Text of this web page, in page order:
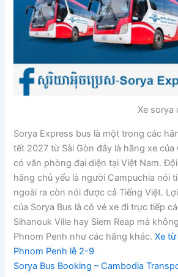
Xe sorya
Sorya Express bus là một trong các
tết 2027 từ Sài Gòn đây là hãng xe
có văn phòng đại diện tại Việt Nam.
hãng chủ yếu là người Campuchia nói
ngoài ra còn nói được cả Tiếng Việt.
của Sorya Bus là có vé xe đi trực tiếp
Sihanouk Ville hay Siem Reap mà
Phnom Penh như các hãng khác.Xe từ
Phnom Penh lễ 2-9
Sorya Bus Booking – Cambodia